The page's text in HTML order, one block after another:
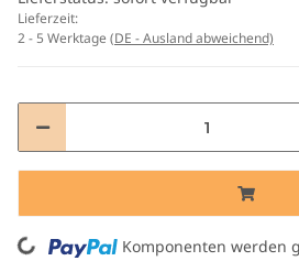
Lieferzeit:
2 - 5 Werktage (DE - Ausland abweichend)
Komponenten werden